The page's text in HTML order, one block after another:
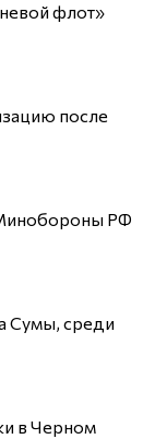
флот»
после
РФ
Сумы, среди
в Черном